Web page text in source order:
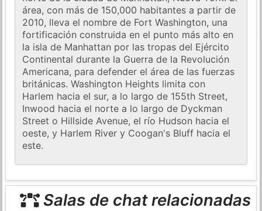
área, con más de 150,000 habitantes a partir de
2010, lleva el nombre de Fort Washington, una
fortificación construida en el punto más alto en
la isla de Manhattan por las tropas del Ejército
Continental durante la Guerra de la Revolución
Americana, para defender el área de las fuerzas
británicas. Washington Heights limita con
Harlem hacia el sur, a lo largo de 155th Street,
Inwood hacia el norte a lo largo de Dyckman
Street o Hillside Avenue, el río Hudson hacia el
oeste, y Harlem River y Coogan's Bluff hacia el
este.
Salas de chat relacionadas